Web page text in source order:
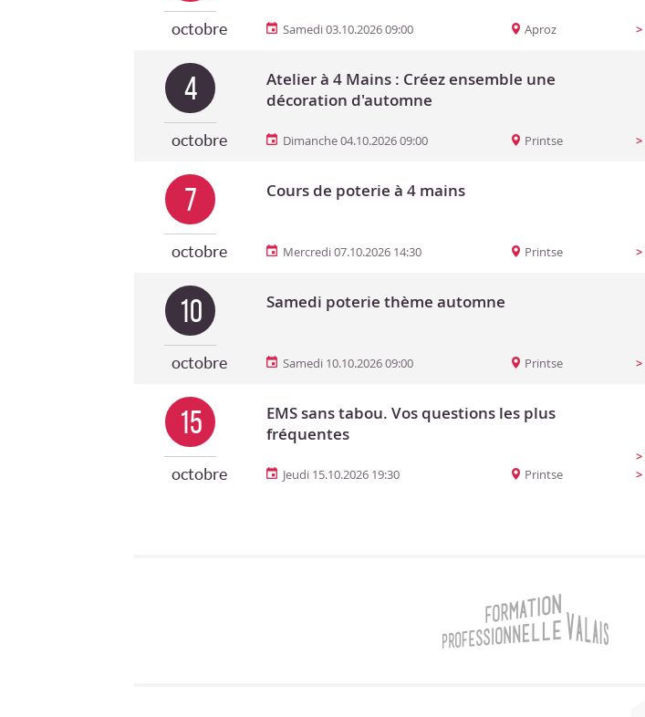
octobre Samedi 03.10.2026 09:00 Aproz >
4
octobre
Atelier à 4 Mains : Créez ensemble une
décoration d'automne
Dimanche 04.10.2026 09:00 Printse >
7
octobre
Cours de poterie à 4 mains
Mercredi 07.10.2026 14:30 Printse >
10
octobre
Samedi poterie thème automne
Samedi 10.10.2026 09:00 Printse >
15
octobre
EMS sans tabou. Vos questions les plus
fréquentes
Jeudi 15.10.2026 19:30 Printse
>
>